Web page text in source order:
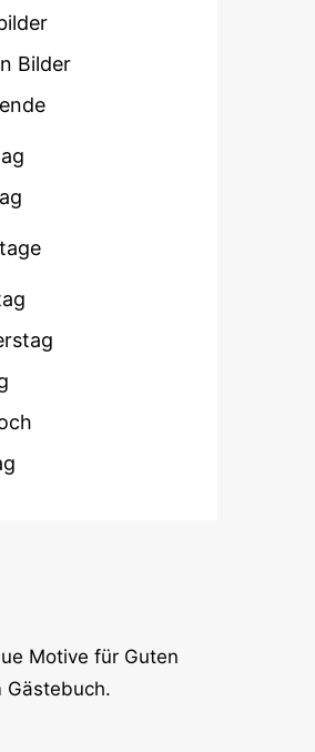
Bilder
Motive für Guten
Gästebuch.